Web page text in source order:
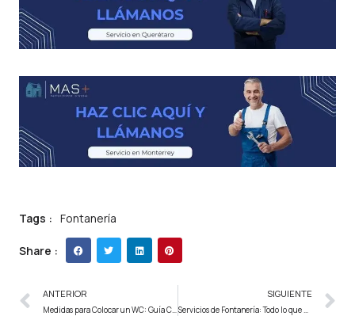
Tags : Fontanería
Share :
ANTERIOR
Medidas para Colocar un WC: Guía Completa para una Instalación Perfecta
SIGUIENTE
Servicios de Fontanería: Todo lo que Necesitas para Mantener tu Hogar sin Problemas